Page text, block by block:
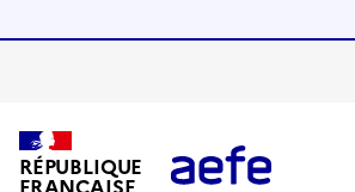
RÉPUBLIQUE